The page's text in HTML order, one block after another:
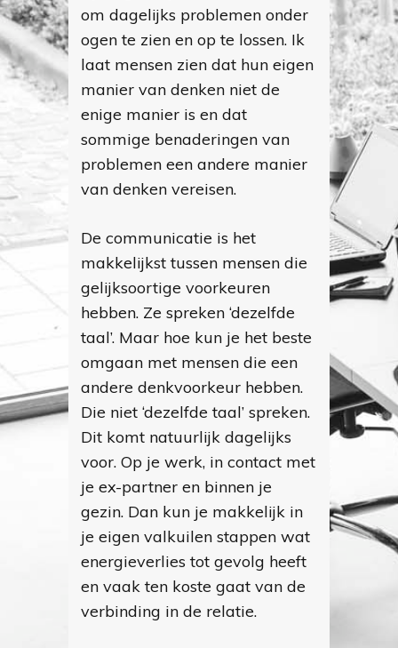
om dagelijks problemen onder
ogen te zien en op te lossen. Ik
laat mensen zien dat hun eigen
manier van denken niet de
enige manier is en dat
sommige benaderingen van
problemen een andere manier
van denken vereisen.
De communicatie is het
makkelijkst tussen mensen die
gelijksoortige voorkeuren
hebben. Ze spreken ‘dezelfde
taal’. Maar hoe kun je het beste
omgaan met mensen die een
andere denkvoorkeur hebben.
Die niet ‘dezelfde taal’ spreken.
Dit komt natuurlijk dagelijks
voor. Op je werk, in contact met
je ex-partner en binnen je
gezin. Dan kun je makkelijk in
je eigen valkuilen stappen wat
energieverlies tot gevolg heeft
en vaak ten koste gaat van de
verbinding in de relatie.